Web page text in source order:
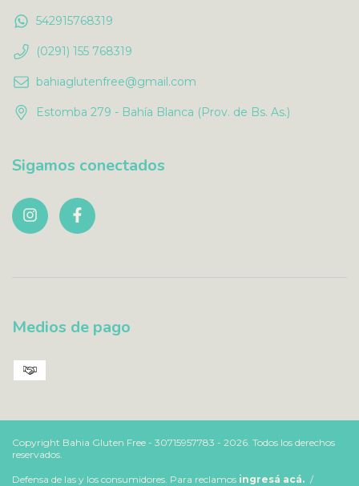
542915768319
(0291) 155 768319
bahiaglutenfree@gmail.com
Estomba 279 - Bahía Blanca (Prov. de Bs. As.)
Sigamos conectados
Medios de pago
Copyright Bahia Gluten Free - 30715957783 - 2026. Todos los derechos
reservados.
Defensa de las y los consumidores. Para reclamos ingresá acá. /